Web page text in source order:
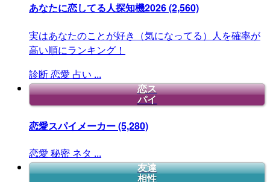
あなたに恋してる人探知機2026(2,560)
実はあなたのことが好き（気になってる）人を確率が
高い順にランキング！
診断恋愛 占い ...
恋ス
パイ
恋愛スパイメーカー(5,280)
恋愛 秘密 ネタ ...
友達
相性